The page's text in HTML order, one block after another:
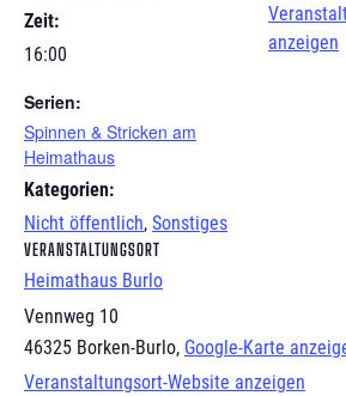
Zeit:
16:00
Serien:
Spinnen & Stricken am
Heimathaus
Kategorien:
Nicht öffentlich, Sonstiges
VERANSTALTUNGSORT
Heimathaus Burlo
Vennweg 10
46325 Borken-Burlo, Google-Karte
Veranstaltungsort-Website anzeigen
anzeigen